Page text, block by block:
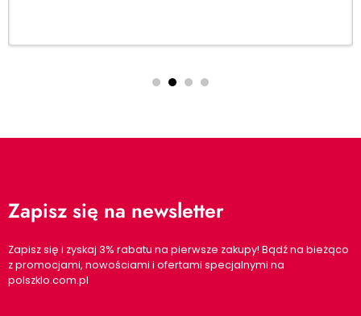
Zapisz się na newsletter
Zapisz się i zyskaj 3% rabatu na pierwsze zakupy! Bądź na bieżąco
z promocjami, nowościami i ofertami specjalnymi na
polszklo.com.pl